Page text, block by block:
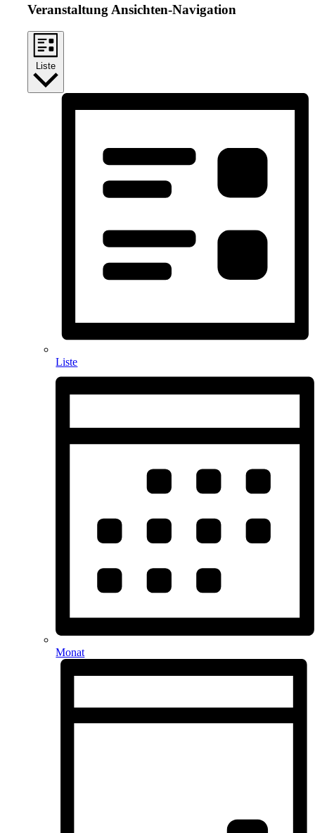
Veranstaltung Ansichten-Navigation
Liste
Liste
Monat